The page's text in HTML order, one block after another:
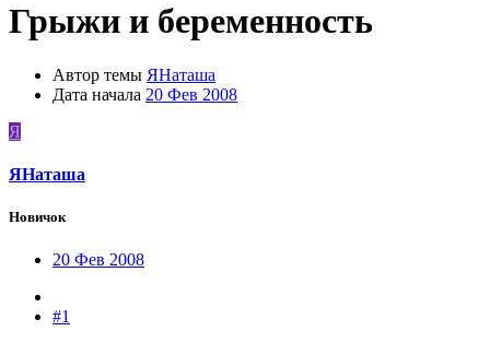
Грыжи и беременность
Автор темы ЯНаташа
Дата начала 20 Фев 2008
Я
ЯНаташа
Новичок
20 Фев 2008
#1